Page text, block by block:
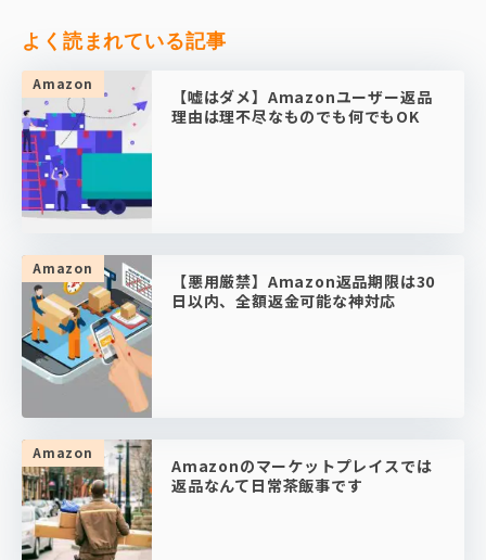
よく読まれている記事
Amazon
【嘘はダメ】Amazonユーザー返品
理由は理不尽なものでも何でもOK
Amazon
【悪用厳禁】Amazon返品期限は30
日以内、全額返金可能な神対応
Amazon
Amazonのマーケットプレイスでは
返品なんて日常茶飯事です